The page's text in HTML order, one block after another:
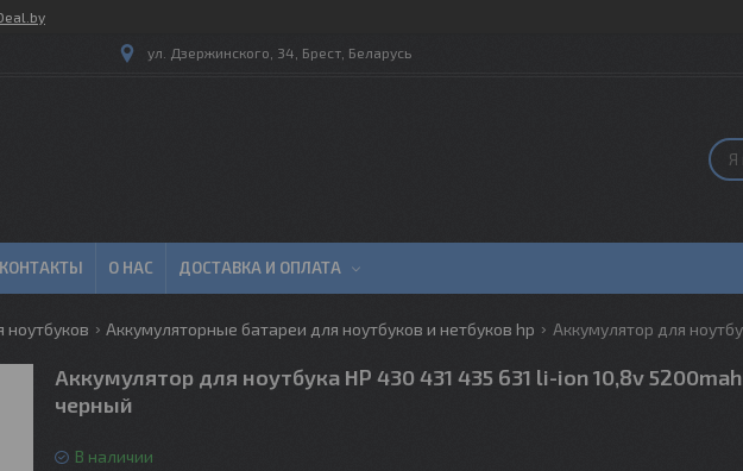
ул. Дзержинского, 34, Брест, Беларусь
КОНТАКТЫ О НАС ДОСТАВКА И ОПЛАТА
ноутбуков Аккумуляторные батареи для ноутбуков и нетбуков hp
Аккумулятор для ноутбука HP 430 431 435 631 li-ion 10,8v 5200mah
черный
В наличии